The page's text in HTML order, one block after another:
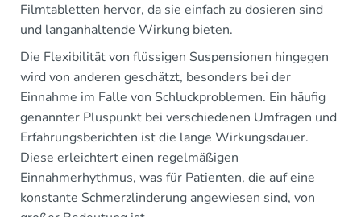
Filmtabletten hervor, da sie einfach zu dosieren sind
und langanhaltende Wirkung bieten.
Die Flexibilität von flüssigen Suspensionen hingegen
wird von anderen geschätzt, besonders bei der
Einnahme im Falle von Schluckproblemen. Ein häufig
genannter Pluspunkt bei verschiedenen Umfragen und
Erfahrungsberichten ist die lange Wirkungsdauer.
Diese erleichtert einen regelmäßigen
Einnahmerhythmus, was für Patienten, die auf eine
konstante Schmerzlinderung angewiesen sind, von